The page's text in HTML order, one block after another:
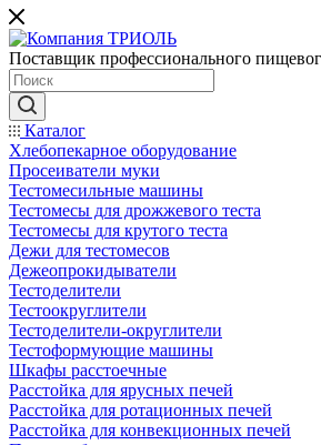
Поставщик профессионального
Каталог
Хлебопекарное оборудование
Просеиватели муки
Тестомесильные машины
Тестомесы для дрожжевого теста
Тестомесы для крутого теста
Дежи для тестомесов
Дежеопрокидыватели
Тестоделители
Тестоокруглители
Тестоделители-округлители
Тестоформующие машины
Шкафы расстоечные
Расстойка для ярусных печей
Расстойка для ротационных печей
Расстойка для конвекционных печей